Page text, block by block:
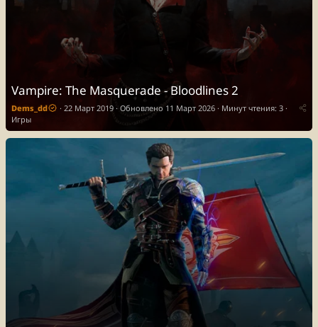
Vampire: The Masquerade - Bloodlines 2
Dems_dd 22 Март 2019 Обновлено 11 Март 2026
Минут чтения: 3
Игры